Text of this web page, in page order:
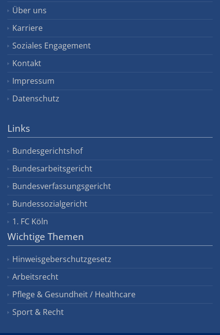
Über uns
Karriere
Soziales Engagement
Kontakt
Impressum
Datenschutz
Links
Bundesgerichtshof
Bundesarbeitsgericht
Bundesverfassungsgericht
Bundessozialgericht
1. FC Köln
Wichtige Themen
Hinweisgeberschutzgesetz
Arbeitsrecht
Pflege & Gesundheit / Healthcare
Sport & Recht